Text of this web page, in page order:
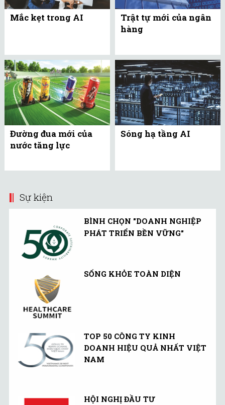
Mắc kẹt trong AI
Trật tự mới của ngân
hàng
Đường đua mới của
nước tăng lực
Sóng hạ tầng AI
Sự kiện
BÌNH CHỌN "DOANH NGHIỆP
PHÁT TRIỂN BỀN VỮNG"
SỐNG KHỎE TOÀN DIỆN
TOP 50 CÔNG TY KINH
DOANH HIỆU QUẢ NHẤT VIỆT
NAM
HỘI NGHỊ ĐẦU TƯ